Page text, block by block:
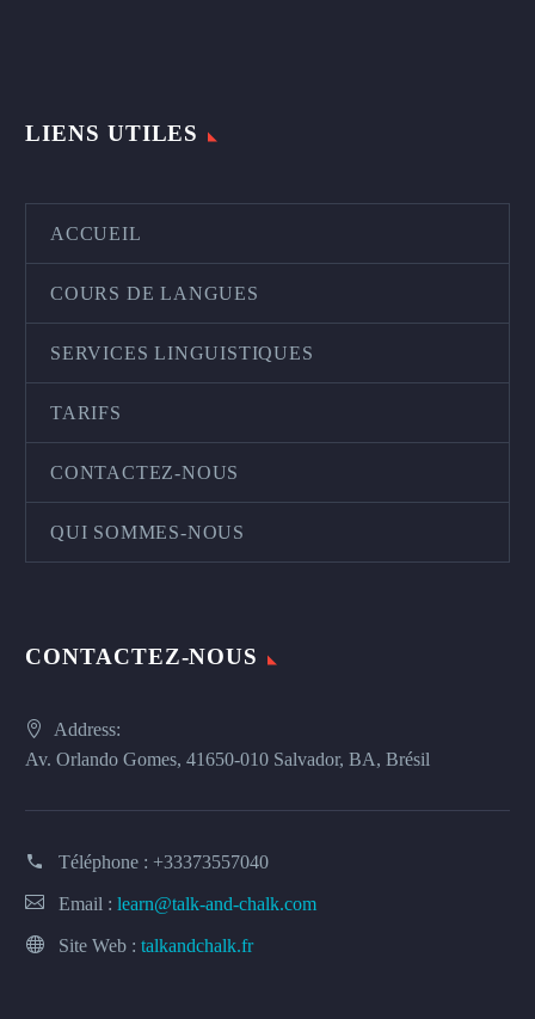
LIENS UTILES
ACCUEIL
COURS DE LANGUES
SERVICES LINGUISTIQUES
TARIFS
CONTACTEZ-NOUS
QUI SOMMES-NOUS
CONTACTEZ-NOUS
Address:
Av. Orlando Gomes, 41650-010 Salvador, BA, Brésil
Téléphone : +33373557040
Email : learn@talk-and-chalk.com
Site Web : talkandchalk.fr